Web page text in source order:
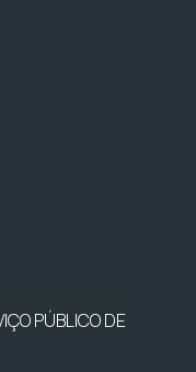
PÚBLICO DE